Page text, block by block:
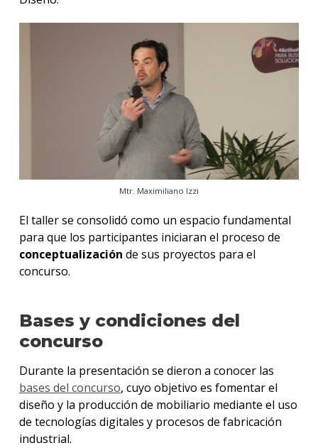
Mtr. Maximiliano Izzi
El taller se consolidó como un espacio fundamental
para que los participantes iniciaran el proceso de
conceptualización de sus proyectos para el
concurso.
Bases y condiciones del
concurso
Durante la presentación se dieron a conocer las
bases del concurso, cuyo objetivo es fomentar el
diseño y la producción de mobiliario mediante el uso
de tecnologías digitales y procesos de fabricación
industrial.